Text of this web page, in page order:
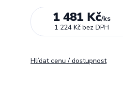
1 481 Kč/ks
1 224 Kč bez DPH
Hlídat cenu / dostupnost